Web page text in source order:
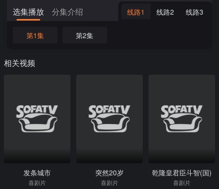
选集播放 分集介绍 线路1 线路2 线路3
第1集 第2集
相关视频
发条城市
喜剧片
突然20岁
喜剧片
乾隆皇君臣斗智(国)
喜剧片